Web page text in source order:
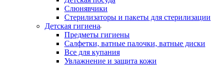
Слюнявчики
Стерилизаторы и пакеты для стерилизации
Детская гигиена
Предметы гигиены
Салфетки, ватные палочки, ватные диски
Все для купания
Увлажнение и защита кожи